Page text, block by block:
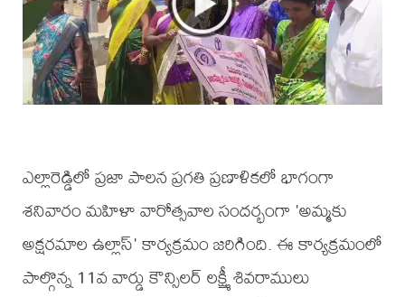
ఎల్లారెడ్డిలో ప్రజా పాలన ప్రగతి ప్రణాళికలో భాగంగా
శనివారం మహిళా వారోత్సవాల సందర్భంగా 'అమ్మకు
అక్షరమాల ఉల్లాస్' కార్యక్రమం జరిగింది. ఈ కార్యక్రమంలో
పాల్గొన్న 11వ వార్డు కౌన్సిలర్ లక్ష్మీ శివరాములు